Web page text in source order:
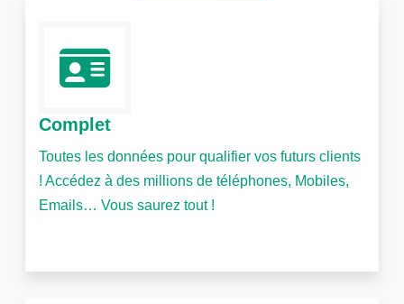
Complet
Toutes les données pour qualifier vos futurs clients
! Accédez à des millions de téléphones, Mobiles,
Emails… Vous saurez tout !